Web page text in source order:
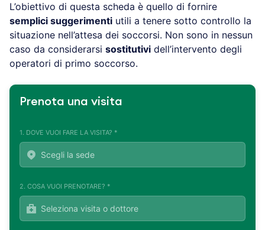
L’obiettivo di questa scheda è quello di fornire
semplici suggerimenti utili a tenere sotto controllo la
situazione nell’attesa dei soccorsi. Non sono in nessun
caso da considerarsi sostitutivi dell’intervento degli
operatori di primo soccorso.
Prenota una visita
1. DOVE VUOI FARE LA VISITA? *
2. COSA VUOI PRENOTARE? *